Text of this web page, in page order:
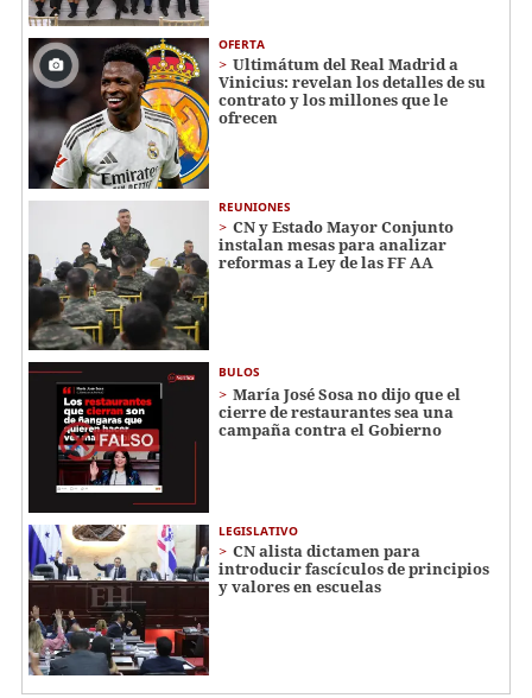
OFERTA
Ultimátum del Real Madrid a
Vinicius: revelan los detalles de su
contrato y los millones que le
ofrecen
REUNIONES
CN y Estado Mayor Conjunto
instalan mesas para analizar
reformas a Ley de las FF AA
BULOS
María José Sosa no dijo que el
cierre de restaurantes sea una
campaña contra el Gobierno
LEGISLATIVO
CN alista dictamen para
introducir fascículos de principios
y valores en escuelas